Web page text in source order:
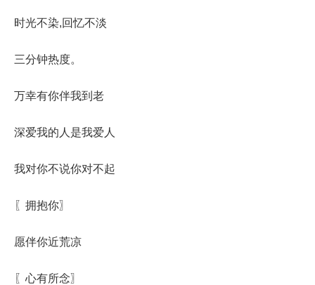
时光不染,回忆不淡
三分钟热度。
万幸有你伴我到老
深爱我的人是我爱人
我对你不说你对不起
〖拥抱你〗
愿伴你近荒凉
〖心有所念〗